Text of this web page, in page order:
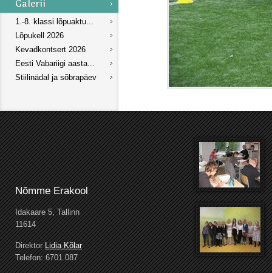
1.-8. klassi lõpuaktu...
Lõpukell 2026
Kevadkontsert 2026
Eesti Vabariigi aasta...
Stiilinädal ja sõbrapäev
Nõmme Erakool
Idakaare 5, Tallinn
11614
DirektorLidia Kõlar
Telefon: 6701 087